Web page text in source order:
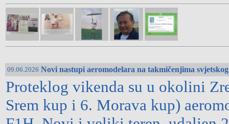
09.06.2026 Novi nastupi aeromodelara na takmičenjima
Proteklog vikenda su u okolini
Srem kup i 6. Morava kup)